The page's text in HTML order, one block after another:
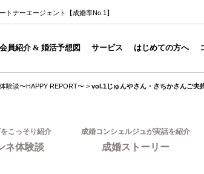
トナーエージェント【成婚率No.1】
会員紹介 & 婚活予想図 サービス はじめての方へ
体験談〜HAPPY REPORT〜 > vol.1じゅんやさん・さちかさんご夫
こっそり紹介
ネ体験談
成婚コンシェルジュが実話を紹介
成婚ストーリー